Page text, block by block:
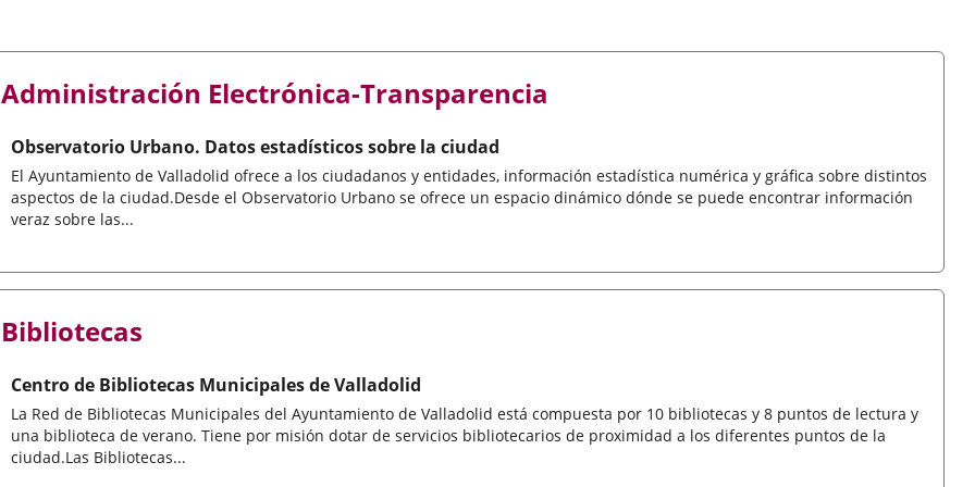
Administración Electrónica-Transparencia
Observatorio Urbano. Datos estadísticos sobre la ciudad
El Ayuntamiento de Valladolid ofrece a los ciudadanos y entidades, información estadística numérica y gráfica sobre distintos
aspectos de la ciudad.Desde el Observatorio Urbano se ofrece un espacio dinámico dónde se puede encontrar información
veraz sobre las...
Bibliotecas
Centro de Bibliotecas Municipales de Valladolid
La Red de Bibliotecas Municipales del Ayuntamiento de Valladolid está compuesta por 10 bibliotecas y 8 puntos de lectura y
una biblioteca de verano. Tiene por misión dotar de servicios bibliotecarios de proximidad a los diferentes puntos de la
ciudad.Las Bibliotecas...